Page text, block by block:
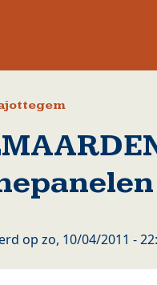
op zo, 10/04/2011 -